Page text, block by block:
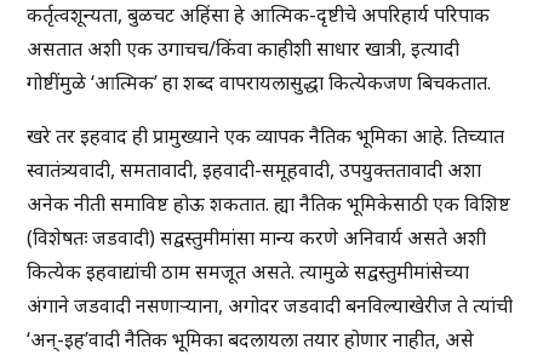
कर्तृत्वशून्यता, बुळचट अहिंसा हे आत्मिक-दृष्टीचे अपरिहार्य परिपाक
असतात अशी एक उगाचच/किंवा काहीशी साधार खात्री, इत्यादी
गोष्टींमुळे ‘आत्मिक’ हा शब्द वापरायलासुद्धा कित्येकजण बिचकतात.
खरे तर इहवाद ही प्रामुख्याने एक व्यापक नैतिक भूमिका आहे. तिच्यात
स्वातंत्र्यवादी, समतावादी, इहवादी-समूहवादी, उपयुक्ततावादी अशा
अनेक नीती समाविष्ट होऊ शकतात. ह्या नैतिक भूमिकेसाठी एक विशिष्ट
(विशेषतः जडवादी) सद्वस्तुमीमांसा मान्य करणे अनिवार्य असते अशी
कित्येक इहवाद्यांची ठाम समजूत असते. त्यामुळे सद्वस्तुमीमांसेच्या
अंगाने जडवादी नसणाऱ्याना, अगोदर जडवादी बनविल्याखेरीज ते त्यांची
‘अन्-इह’वादी नैतिक भूमिका बदलायला तयार होणार नाहीत, असे